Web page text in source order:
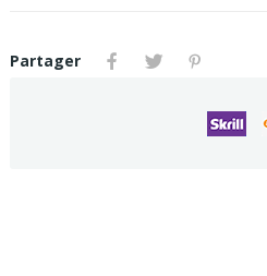
Partager